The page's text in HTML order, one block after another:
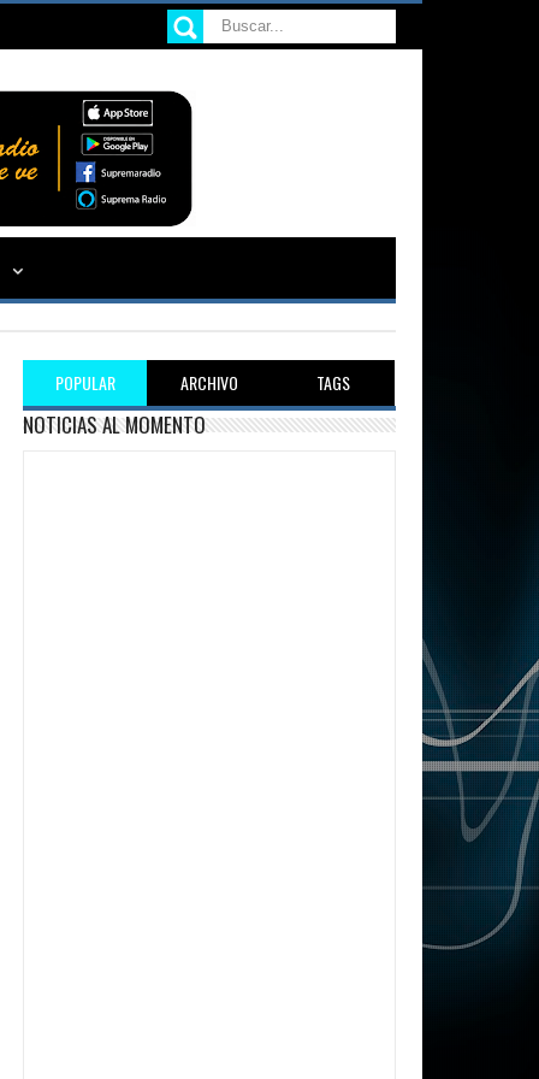
POPULAR ARCHIVO TAGS
NOTICIAS AL MOMENTO